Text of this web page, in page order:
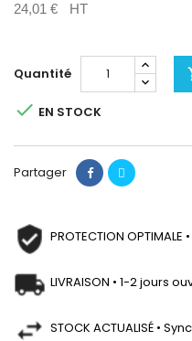
24,01 € HT
Quantité
 EN STOCK
Partager
PROTECTION
LIVRAISON • 1-2 jours
STOCK ACTUALISÉ •